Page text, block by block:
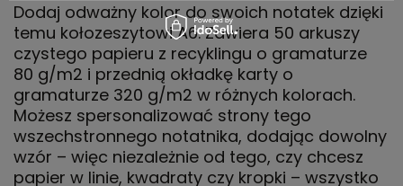
Dodaj odważny kolor do swoich notatek dzięki
temu kołozeszytowi A6. Zawiera 50 arkuszy
czystego papieru z recyklingu o gramaturze
80 g/m2 i przednią okładkę karty o
gramaturze 320 g/m2 w różnych kolorach.
Możesz spersonalizować strony tego
wszechstronnego notatnika, dodając dowolny
wzór – więc niezależnie od tego, czy chcesz
papier w linie, kwadraty czy kropki – wszystko